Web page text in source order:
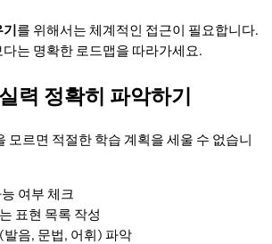
를 위해서는 체계적인 접근이 필요합니다.
는 명확한 로드맵을 따라가세요.
력 정확히 파악하기
모르면 적절한 학습 계획을 세울 수 없습니
여부 체크
표현 목록 작성
발음, 문법, 어휘) 파악